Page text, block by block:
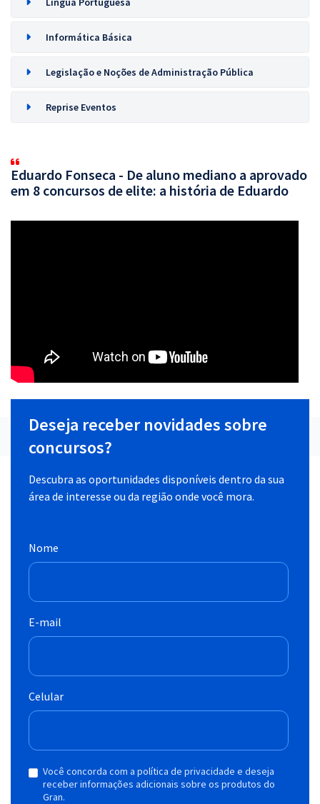
Informática Básica
Legislação e Noções de Administração Pública
Reprise Eventos
Eduardo Fonseca - De aluno mediano a aprovado
em 8 concursos de elite: a história de Eduardo
Deseja receber novidades sobre
concursos?
Descubra as oportunidades disponíveis dentro da sua
área de interesse ou da região onde você mora.
Nome
E-mail
Celular
Você concorda com a política de privacidade e deseja
receber informações adicionais sobre os produtos do
Gran.